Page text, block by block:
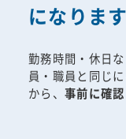
になりま
勤務時間・休日
員・職員と同じ
から、 事前に確